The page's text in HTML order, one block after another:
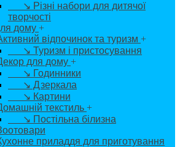
↘ Різні набори для дитячої
творчості
дому +
відпочинок та туризм +
↘ Туризм і пристосування
для дому +
↘ Годинники
↘ Дзеркала
↘ Картини
текстиль +
↘ Постільна білизна
приладдя для приготування